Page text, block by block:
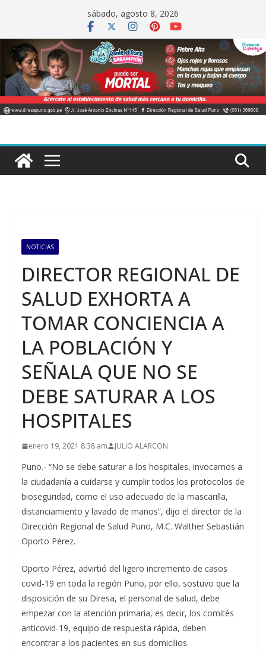
contenido
sábado, agosto 8, 2026
NOTICIAS
DIRECTOR REGIONAL DE
SALUD EXHORTA A
TOMAR CONCIENCIA A
LA POBLACIÓN Y
SEÑALA QUE NO SE
DEBE SATURAR A LOS
HOSPITALES
enero 19, 2021 8:38 am JULIO ALARCON
Puno.- “No se debe saturar a los hospitales, invocamos a
la ciudadanía a cuidarse y cumplir todos los protocolos de
bioseguridad, como el uso adecuado de la mascarilla,
distanciamiento y lavado de manos”, dijo el director de la
Dirección Regional de Salud Puno, M.C. Walther Sebastián
Oporto Pérez.
Oporto Pérez, advirtió del ligero incremento de casos
covid-19 en toda la región Puno, por ello, sostuvo que la
disposición de su Diresa, el personal de salud, debe
empezar con la atención primaria, es decir, los comités
anticovid-19, equipo de respuesta rápida, deben
encontrar a los pacientes en sus domicilios.